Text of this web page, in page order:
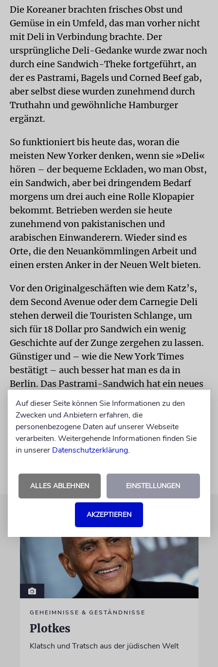
Die Koreaner brachten frisches Obst und
Gemüse in ein Umfeld, das man vorher nicht
mit Deli in Verbindung brachte. Der
ursprüngliche Deli-Gedanke wurde zwar noch
durch eine Sandwich-Theke fortgeführt, an
der es Pastrami, Bagels und Corned Beef gab,
aber selbst diese wurden zunehmend durch
Truthahn und gewöhnliche Hamburger
ergänzt.
So funktioniert bis heute das, woran die
meisten New Yorker denken, wenn sie »Deli«
hören – der bequeme Eckladen, wo man Obst,
ein Sandwich, aber bei dringendem Bedarf
morgens um drei auch eine Rolle Klopapier
bekommt. Betrieben werden sie heute
zunehmend von pakistanischen und
arabischen Einwanderern. Wieder sind es
Orte, die den Neuankömmlingen Arbeit und
einen ersten Anker in der Neuen Welt bieten.
Vor den Originalgeschäften wie dem Katz’s,
dem Second Avenue oder dem Carnegie Deli
stehen derweil die Touristen Schlange, um
sich für 18 Dollar pro Sandwich ein wenig
Geschichte auf der Zunge zergehen zu lassen.
Günstiger und – wie die New York Times
bestätigt – auch besser hat man es da in
Berlin. Das Pastrami-Sandwich hat ein neues
gefunden – eine anschauliche Demonstration
der kulturellen Verkehrswege im globalen
Dorf.
GEHEIMNISSE & GESTÄNDNISSE
Plotkes
Klatsch und Tratsch aus der jüdischen Welt
Auf dieser Seite können Sie Informationen zu den
Zwecken und Anbietern erfahren, die
personenbezogene Daten auf unserer Webseite
verarbeiten. Weitergehende Informationen finden Sie
in unserer Datenschutzerklärung.
ALLES ABLEHNEN EINSTELLUNGEN
AKZEPTIEREN